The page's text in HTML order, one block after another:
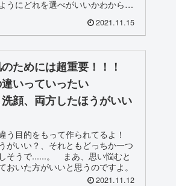
にどれを選べがいいかわからな
2021.11.15
ためには超重要！！！
いっていったい
顔、両方したほうがいい
う目的をもって作られてるよ！
がいい？、それともどっちか一つ
そうで......。 まあ、思い悩むと
いた方がいいと思うのですよ。
2021.11.12